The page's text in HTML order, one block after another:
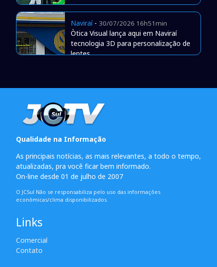
Naviraí- 30/07/2026 16h51min
Òtica Visual lança aqui em Naviraí
tecnologia 3D para personalização de
lentes
Qualidade na Informação
As principais notícias, as mais relevantes, a todo o tempo,
atualizadas, pra você ficar bem informado.
On-line desde 01 de julho de 2007
O JCSul Não se responsabiliza pelo uso das informações
econômicas/clima disponibilizados.
Links
Comercial
Contato